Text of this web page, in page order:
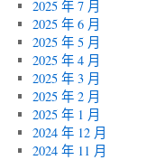
2025 年 7 月
2025 年 6 月
2025 年 5 月
2025 年 4 月
2025 年 3 月
2025 年 2 月
2025 年 1 月
2024 年 12 月
2024 年 11 月